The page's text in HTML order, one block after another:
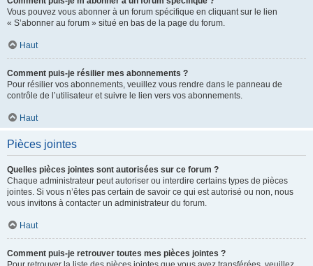
Vous pouvez vous abonner à un forum spécifique en cliquant sur le lien
« S’abonner au forum » situé en bas de la page du forum.
Haut
Comment puis-je résilier mes abonnements ?
Pour résilier vos abonnements, veuillez vous rendre dans le panneau de
contrôle de l’utilisateur et suivre le lien vers vos abonnements.
Haut
Pièces jointes
Quelles pièces jointes sont autorisées sur ce forum ?
Chaque administrateur peut autoriser ou interdire certains types de pièces
jointes. Si vous n’êtes pas certain de savoir ce qui est autorisé ou non, nous
vous invitons à contacter un administrateur du forum.
Haut
Comment puis-je retrouver toutes mes pièces jointes ?